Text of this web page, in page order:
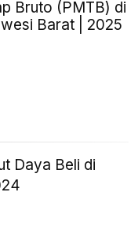
Bruto (PMTB) di
Barat | 2025
Daya Beli di